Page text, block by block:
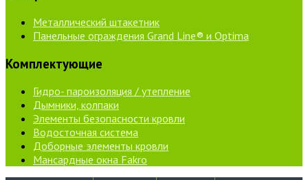
Металлический штакетник
Панельные ограждения Grand Line® и Optima
Комплектующие
Гидро- пароизоляция / утепление
Дымники, колпаки
Элементы безопасности кровли
Водосточная система
Доборные элементы кровли
Мансардные окна Fakro